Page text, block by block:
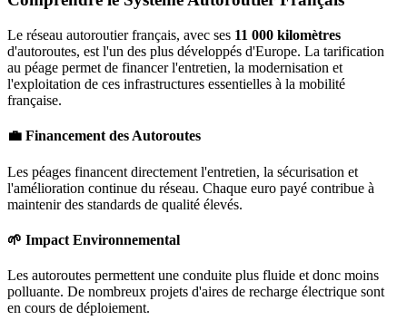
Le réseau autoroutier français, avec ses 11 000 kilomètres
d'autoroutes, est l'un des plus développés d'Europe. La tarification
au péage permet de financer l'entretien, la modernisation et
l'exploitation de ces infrastructures essentielles à la mobilité
française.
💼 Financement des Autoroutes
Les péages financent directement l'entretien, la sécurisation et
l'amélioration continue du réseau. Chaque euro payé contribue à
maintenir des standards de qualité élevés.
🌱 Impact Environnemental
Les autoroutes permettent une conduite plus fluide et donc moins
polluante. De nombreux projets d'aires de recharge électrique sont
en cours de déploiement.